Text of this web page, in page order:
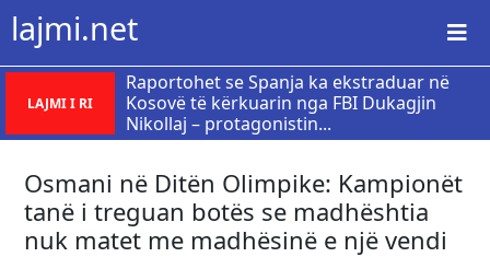
lajmi.net
LAJMI I RI
Raportohet se Spanja ka ekstraduar në
Kosovë të kërkuarin nga FBI Dukagjin
Nikollaj – protagonistin...
Osmani në Ditën Olimpike: Kampionët
tanë i treguan botës se madhështia
nuk matet me madhësinë e një vendi